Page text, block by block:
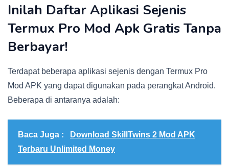
Inilah Daftar Aplikasi Sejenis
Termux Pro Mod Apk Gratis Tanpa
Berbayar!
Terdapat beberapa aplikasi sejenis dengan Termux Pro
Mod APK yang dapat digunakan pada perangkat Android.
Beberapa di antaranya adalah:
Baca Juga :
Download SkillTwins 2 Mod APK
Terbaru Unlimited Money